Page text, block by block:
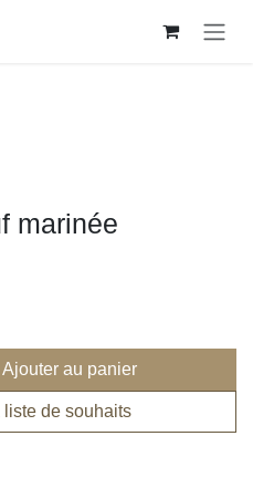
marinée
Ajouter au panier
de souhaits